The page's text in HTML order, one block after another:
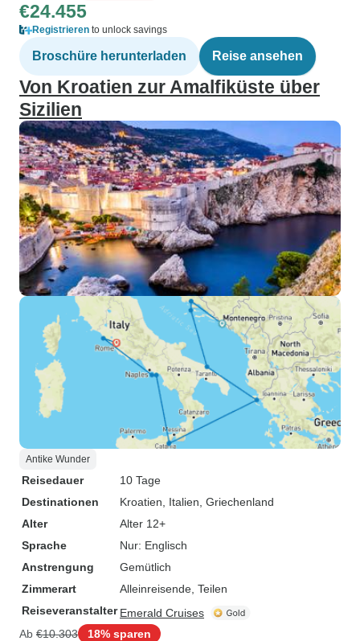
€24.455
Registrieren to unlock savings
Broschüre herunterladen Reise ansehen
Von Kroatien zur Amalfiküste über
Sizilien
Antike Wunder
Reisedauer
10 Tage
Destinationen
Kroatien , Italien , Griechenland
Alter
Alter 12+
Sprache
Nur: Englisch
Anstrengung
Gemütlich
Zimmerart
Alleinreisende, Teilen
Reiseveranstalter Emerald Cruises
Ab €10.303 18% sparen